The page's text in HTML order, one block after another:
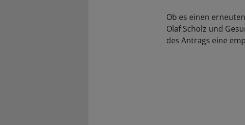
Ob es einen
Olaf Scholz und
des Antrags eine